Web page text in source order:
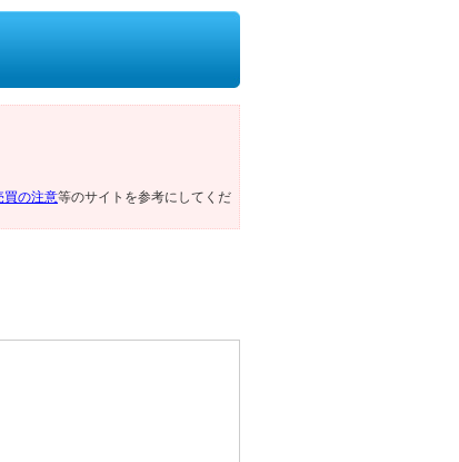
買の注意等のサイトを参考にしてくだ